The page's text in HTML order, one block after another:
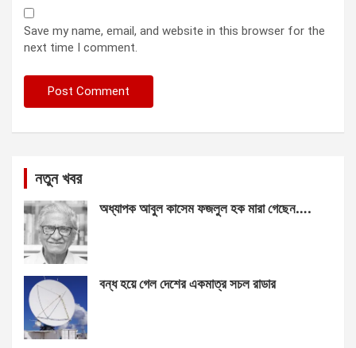
Save my name, email, and website in this browser for the
next time I comment.
নতুন খবর
অধ্যাপক আবুল কাসেম ফজলুল হক মারা গেছেন….
বন্ধ হয়ে গেল দেশের একমাত্র সচল রাডার